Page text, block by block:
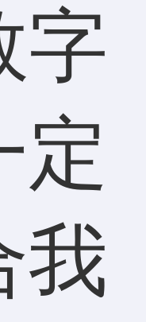
字
定
我